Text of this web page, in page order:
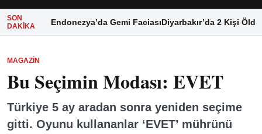
SON
DAKIKA
Endonezya’da Gemi FaciasıDiyarbakır’da 2 Kişi Öldü
MAGAZIN
Bu Seçimin Modası: EVET
Türkiye 5 ay aradan sonra yeniden seçime
gitti. Oyunu kullananlar ‘EVET’ mührünü